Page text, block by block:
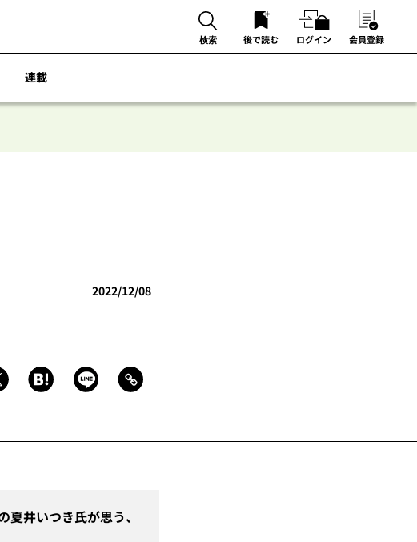
検索 後で読む ログイン 会員登録
連載
2022/12/08
夏井いつき氏が思う、